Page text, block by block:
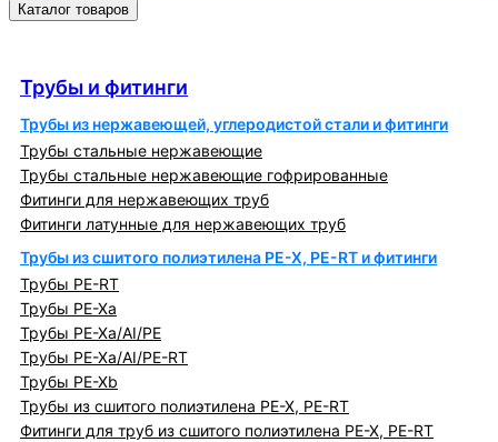
Каталог товаров
Трубы и фитинги
Трубы из нержавеющей, углеродистой стали и фитинги
Трубы стальные нержавеющие
Трубы стальные нержавеющие гофрированные
Фитинги для нержавеющих труб
Фитинги латунные для нержавеющих труб
Трубы из сшитого полиэтилена PE-X, PE-RT и фитинги
Трубы PE-RT
Трубы PE-Xa
Трубы PE-Xa/AI/PE
Трубы PE-Xa/AI/PE-RT
Трубы PE-Xb
Трубы из сшитого полиэтилена PE-X, PE-RT
Фитинги для труб из сшитого полиэтилена PE-X, PE-RT